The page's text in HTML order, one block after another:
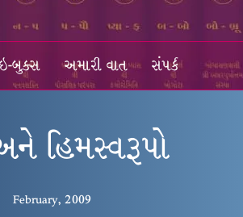
ઇ-બુક્સ અમારી વાત સંપર્ક
હિમસ્વરૂપો
February, 2009